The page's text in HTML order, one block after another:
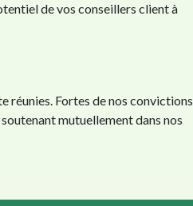
de vos conseillers client à
réunies. Fortes de nos convictions
mutuellement dans nos